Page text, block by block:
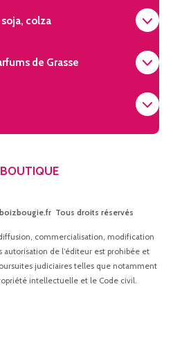
colza
de Grasse
Tous droits réservés
commercialisation, modification
autorisation de l’éditeur est prohibée et
judiciaires telles que notamment
intellectuelle et le Code civil.